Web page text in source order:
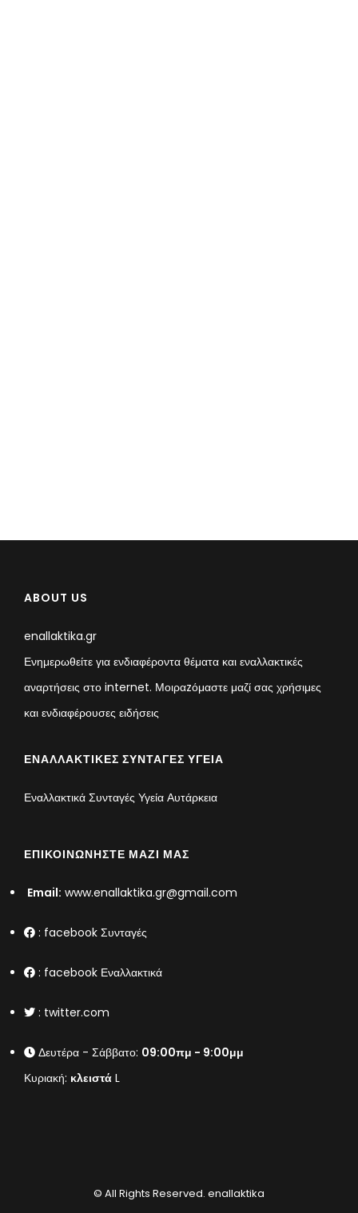
ABOUT US
enallaktika.gr
Ενημερωθείτε για ενδιαφέροντα θέματα και εναλλακτικές
αναρτήσεις στο internet. Μοιραzόμαστε μαζί σας χρήσιμες
και ενδιαφέρουσες ειδήσεις
ΕΝΑΛΛΑΚΤΙΚΈΣ ΣΥΝΤΑΓΈΣ ΥΓΕΊΑ
Εναλλακτικά Συνταγές Υγεία Αυτάρκεια
ΕΠΙΚΟΙΝΩΝΉΣΤΕ ΜΑΖΊ ΜΑΣ
Email: www.enallaktika.gr@gmail.com
: facebook Συνταγές
: facebook Εναλλακτικά
: twitter.com
Δευτέρα - Σάββατο: 09:00πμ - 9:00μμ
Κυριακή: κλειστά L
© All Rights Reserved. enallaktika